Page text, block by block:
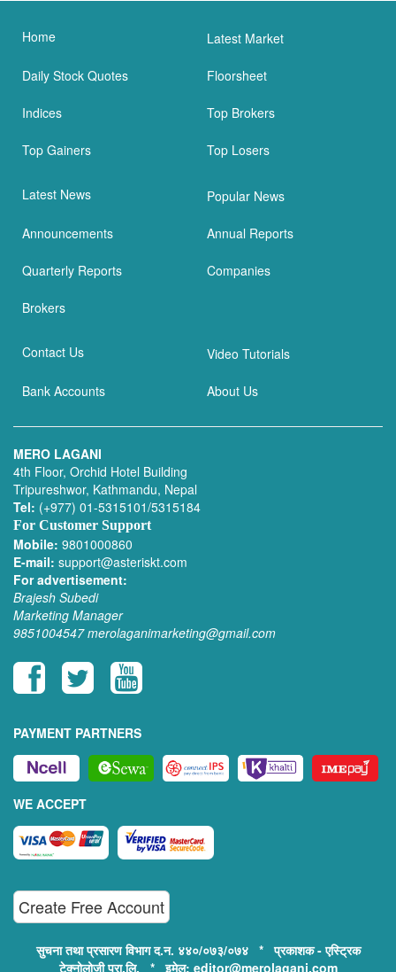
Home Latest Market
Daily Stock Quotes Floorsheet
Indices Top Brokers
Top Gainers Top Losers
Latest News Popular News
Announcements Annual Reports
Quarterly Reports Companies
Brokers
Contact Us Video Tutorials
Bank Accounts About Us
MERO LAGANI
4th Floor, Orchid Hotel Building
Tripureshwor, Kathmandu, Nepal
Tel: (+977) 01-5315101/5315184
For Customer Support
Mobile: 9801000860
E-mail: support@asteriskt.com
For advertisement:
Brajesh Subedi
Marketing Manager
9851004547 merolaganimarketing@gmail.com
PAYMENT PARTNERS
WE ACCEPT
Create Free Account
सुचना तथा प्रसारण विभाग द.न. ४४०/०७३/०७४ * प्रकाशक - एस्ट्रिक
टेक्नोलोजी प्रा.लि. * इमेल: editor@merolagani.com